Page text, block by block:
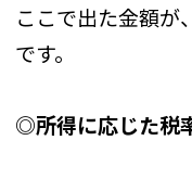
ここで出た金額が
です。
◎所得に応じた税